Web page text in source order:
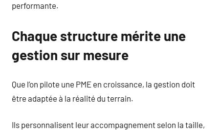
performante.
Chaque structure mérite une
gestion sur mesure
Que l’on pilote une PME en croissance, la gestion doit
être adaptée à la réalité du terrain.
Ils personnalisent leur accompagnement selon la taille,